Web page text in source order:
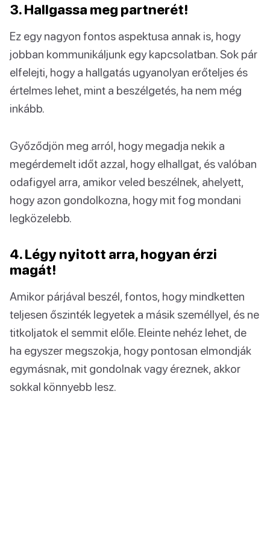
3. Hallgassa meg partnerét!
Ez egy nagyon fontos aspektusa annak is, hogy
jobban kommunikáljunk egy kapcsolatban. Sok pár
elfelejti, hogy a hallgatás ugyanolyan erőteljes és
értelmes lehet, mint a beszélgetés, ha nem még
inkább.
Győződjön meg arról, hogy megadja nekik a
megérdemelt időt azzal, hogy elhallgat, és valóban
odafigyel arra, amikor veled beszélnek, ahelyett,
hogy azon gondolkozna, hogy mit fog mondani
legközelebb.
4. Légy nyitott arra, hogyan érzi
magát!
Amikor párjával beszél, fontos, hogy mindketten
teljesen őszinték legyetek a másik személlyel, és ne
titkoljatok el semmit előle. Eleinte nehéz lehet, de
ha egyszer megszokja, hogy pontosan elmondják
egymásnak, mit gondolnak vagy éreznek, akkor
sokkal könnyebb lesz.